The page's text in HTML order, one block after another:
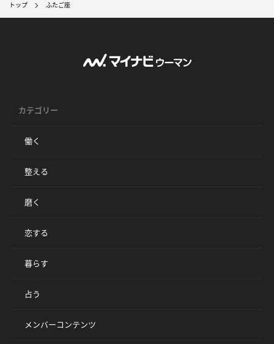
トップ ふたご座
カテゴリー
働く
整える
磨く
恋する
暮らす
占う
メンバーコンテンツ